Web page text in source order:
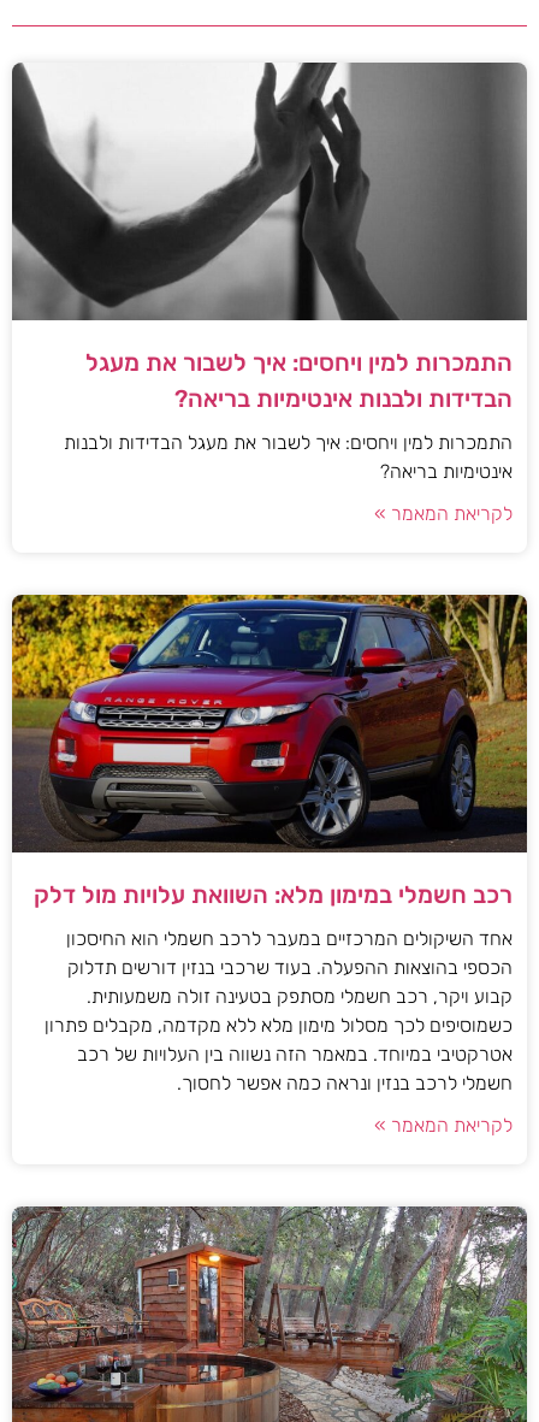
התמכרות למין ויחסים: איך לשבור את מעגל
הבדידות ולבנות אינטימיות בריאה?
התמכרות למין ויחסים: איך לשבור את מעגל הבדידות ולבנות
אינטימיות בריאה?
לקריאת המאמר »
רכב חשמלי במימון מלא: השוואת עלויות מול דלק
אחד השיקולים המרכזיים במעבר לרכב חשמלי הוא החיסכון
הכספי בהוצאות ההפעלה. בעוד שרכבי בנזין דורשים תדלוק
קבוע ויקר, רכב חשמלי מסתפק בטעינה זולה משמעותית.
כשמוסיפים לכך מסלול מימון מלא ללא מקדמה, מקבלים פתרון
אטרקטיבי במיוחד. במאמר הזה נשווה בין העלויות של רכב
חשמלי לרכב בנזין ונראה כמה אפשר לחסוך.
לקריאת המאמר »